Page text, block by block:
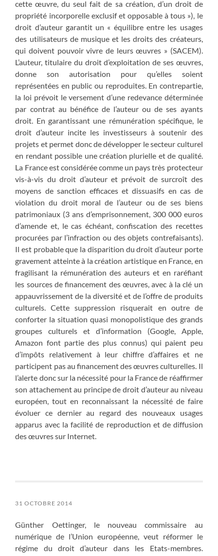
cette œuvre, du seul fait de sa création, d’un droit de
propriété incorporelle exclusif et opposable à tous »), le
droit d’auteur garantit un « équilibre entre les usages
des utilisateurs de musique et les droits des créateurs,
qui doivent pouvoir vivre de leurs œuvres » (SACEM).
L’auteur, titulaire du droit d’exploitation de ses œuvres,
donne son autorisation pour qu’elles soient
représentées en public ou reproduites. En contrepartie,
la loi prévoit le versement d’une redevance déterminée
par contrat au bénéfice de l’auteur ou de ses ayants
droit. En garantissant une rémunération spécifique, le
droit d’auteur incite les investisseurs à soutenir des
projets et permet donc de développer le secteur culturel
en rendant possible une création plurielle et de qualité.
La France est considérée comme un pays très protecteur
vis-à-vis du droit d’auteur et prévoit de surcroît des
moyens de sanction efficaces et dissuasifs en cas de
violation du droit moral de l’auteur ou de ses biens
patrimoniaux (3 ans d’emprisonnement, 300 000 euros
d’amende et, le cas échéant, confiscation des recettes
procurées par l’infraction ou des objets contrefaisants).
Il est probable que la disparition du droit d’auteur porte
gravement atteinte à la création artistique en France, en
fragilisant la rémunération des auteurs et en raréfiant
les sources de financement des œuvres, avec à la clé un
appauvrissement de la diversité et de l’offre de produits
culturels. Cette suppression risquerait en outre de
conforter la situation quasi monopolistique des grands
groupes culturels et d’information (Google, Apple,
Amazon font partie des plus connus) qui paient peu
d’impôts relativement à leur chiffre d’affaires et ne
participent pas au financement des œuvres culturelles. Il
l’alerte donc sur la nécessité pour la France de réaffirmer
son attachement au principe de droit d’auteur au niveau
européen, tout en reconnaissant la nécessité de faire
évoluer ce dernier au regard des nouveaux usages
apparus avec la facilité de reproduction et de diffusion
des œuvres sur Internet.
31 OCTOBRE 2014
Günther Oettinger, le nouveau commissaire au
numérique de l’Union européenne, veut réformer le
régime du droit d’auteur dans les Etats-membres.